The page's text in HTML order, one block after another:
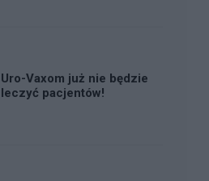
Uro-Vaxom już nie będzie
leczyć pacjentów!